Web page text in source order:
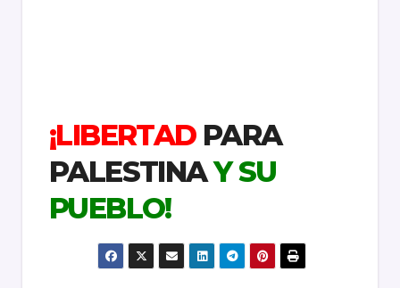
¡LIBERTADPARA
PALESTINAY SU
PUEBLO!